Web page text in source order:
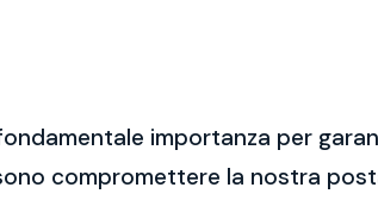
importanza per
compromettere la nostra